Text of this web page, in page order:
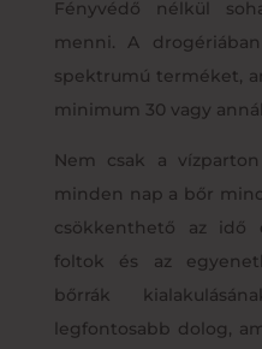
Fényvédő nélkül
menni. A
spektrumú terméket,
minimum 30 vagy
Nem csak a
minden nap a bőr
csökkenthető az idő
foltok és az
bőrrák
legfontosabb dolog,